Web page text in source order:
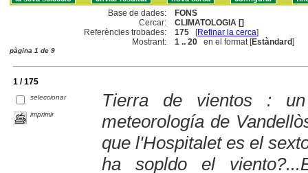
Base de dades:
FONS
Cercar:
CLIMATOLOGIA []
Referències trobades:
175 [Refinar la cerca]
Mostrant:
1 .. 20 en el format [Estàndard]
pàgina 1 de 9
1 / 175
seleccionar
imprimir
Tierra de vientos :
meteorología de
que l'Hospitalet es el
ha sopldo el